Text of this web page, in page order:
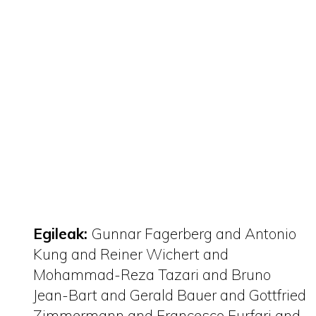
Egileak: Gunnar Fagerberg and Antonio
Kung and Reiner Wichert and
Mohammad-Reza Tazari and Bruno
Jean-Bart and Gerald Bauer and Gottfried